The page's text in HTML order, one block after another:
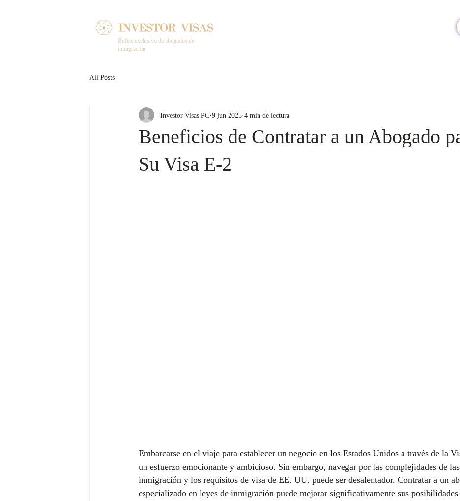
Bufete exclusivo de abogados de
inmigración
All Posts
Beneficios de Contratar a un Abogado
Su Visa E-2
Investor Visas PC 9 jun 2025 4 min de lectura
Embarcarse en el viaje para establecer un negocio en los Estados Unidos a través de la
un esfuerzo emocionante y ambicioso. Sin embargo, navegar por las complejidades de
inmigración y los requisitos de visa de EE. UU. puede ser desalentador. Contratar a un
especializado en leyes de inmigración puede mejorar significativamente sus